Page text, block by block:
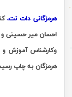
هرمزگانی دات نت،
احسان میر حسینی و
وکارشناس آموزش و
هرمزگان به چاپ